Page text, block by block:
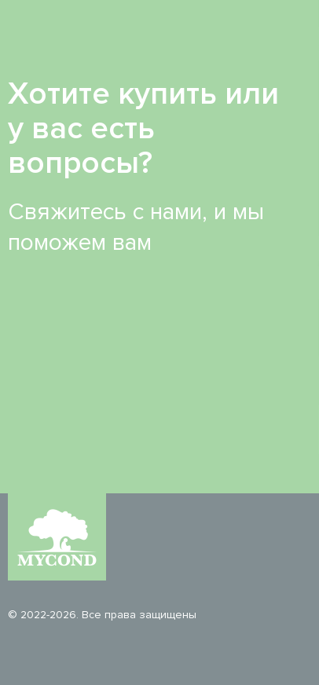
Хотите купить или
у вас есть
вопросы?
Свяжитесь с нами, и мы
поможем вам
© 2022-2026. Все права защищены